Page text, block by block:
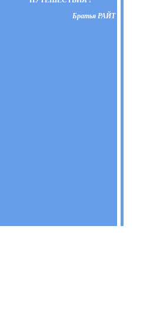
Братья РАЙТ